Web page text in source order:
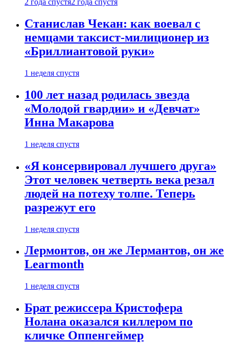
2 года спустя2 года спустя
Станислав Чекан: как воевал с
немцами таксист-милиционер из
«Бриллиантовой руки»
1 неделя спустя
100 лет назад родилась звезда
«Молодой гвардии» и «Девчат»
Инна Макарова
1 неделя спустя
«Я консервировал лучшего друга»
Этот человек четверть века резал
людей на потеху толпе. Теперь
разрежут его
1 неделя спустя
Лермонтов, он же Лермантов, он же
Learmonth
1 неделя спустя
Брат режиссера Кристофера
Нолана оказался киллером по
кличке Оппенгеймер